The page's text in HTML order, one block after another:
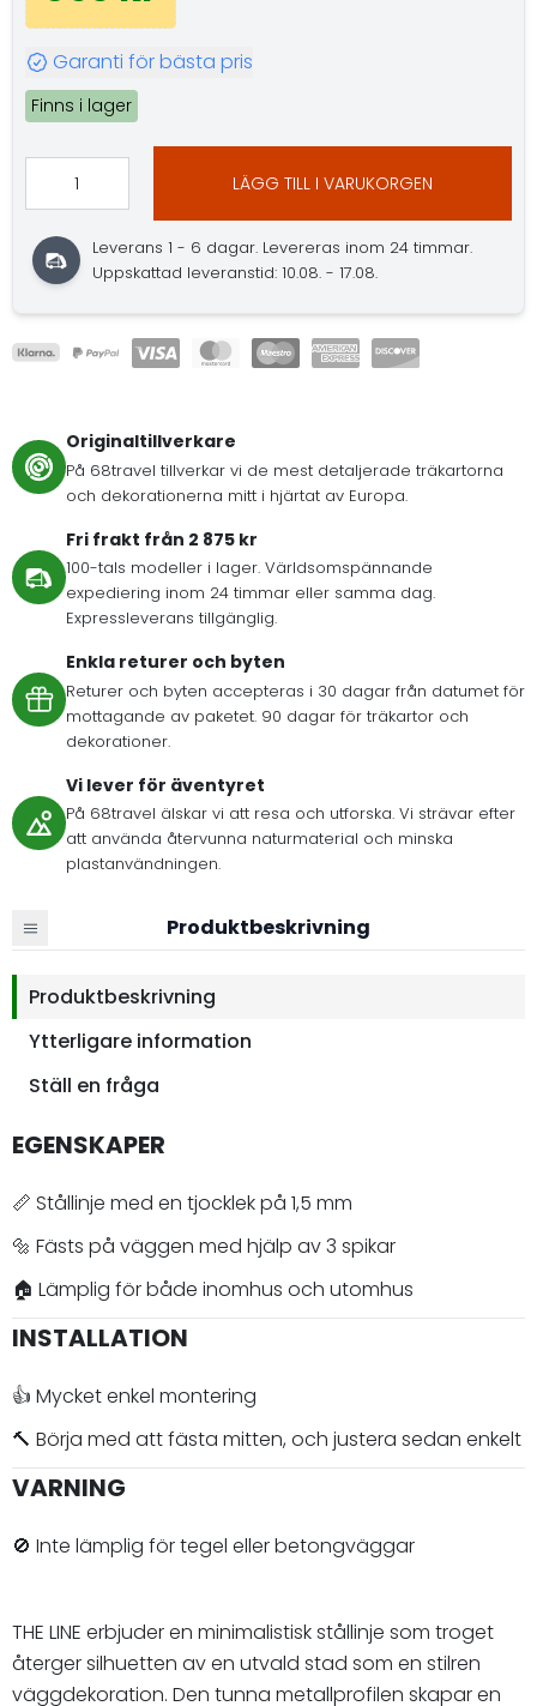
Garanti för bästa pris
Finns i lager
LÄGG TILL I VARUKORGEN
Leverans 1 - 6 dagar. Levereras inom 24 timmar.
Uppskattad leveranstid: 10.08. - 17.08.
Originaltillverkare
På 68travel tillverkar vi de mest detaljerade träkartorna
och dekorationerna mitt i hjärtat av Europa.
Fri frakt från 2 875 kr
100-tals modeller i lager. Världsomspännande
expediering inom 24 timmar eller samma dag.
Expressleverans tillgänglig.
Enkla returer och byten
Returer och byten accepteras i 30 dagar från datumet för
mottagande av paketet. 90 dagar för träkartor och
dekorationer.
Vi lever för äventyret
På 68travel älskar vi att resa och utforska. Vi strävar efter
att använda återvunna naturmaterial och minska
plastanvändningen.
Produktbeskrivning
Produktbeskrivning
Ytterligare information
Ställ en fråga
EGENSKAPER
📏 Stållinje med en tjocklek på 1,5 mm
🔩 Fästs på väggen med hjälp av 3 spikar
🏠 Lämplig för både inomhus och utomhus
INSTALLATION
👍 Mycket enkel montering
🔨 Börja med att fästa mitten, och justera sedan enkelt
VARNING
🚫 Inte lämplig för tegel eller betongväggar
THE LINE erbjuder en minimalistisk stållinje som troget
återger silhuetten av en utvald stad som en stilren
väggdekoration. Den tunna metallprofilen skapar en